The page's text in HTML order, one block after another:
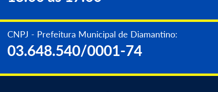
CNPJ - Prefeitura Municipal de Diamantino:
03.648.540/0001-74